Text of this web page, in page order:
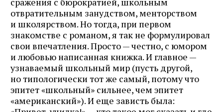
отвратительным занудством, менторством
и школярством. Но тогда, при первом
знакомстве с романом, я так не формулировал
свои впечатления. Просто — честно, с юмором
и любовью написанная книжка. И главное —
узнаваемый школьный мир (пусть другой,
но типологически тот же самый, потому что
эпитет «школьный» сильнее, чем эпитет
«американский»). И еще зависть была: